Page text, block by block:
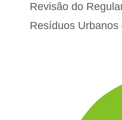
Revisão do
Resíduos Urbanos